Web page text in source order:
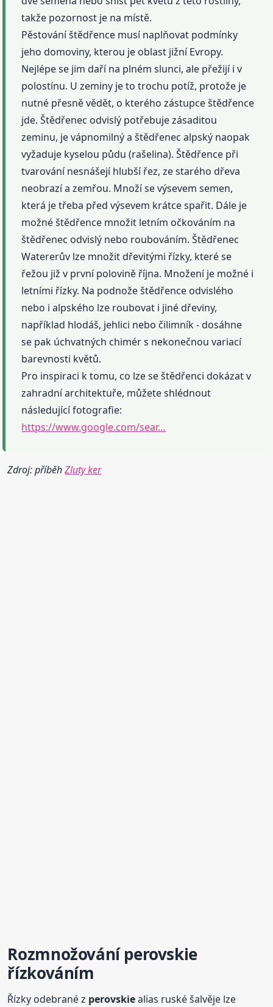
takže pozornost je na místě.
Pěstování štědřence musí naplňovat podmínky
jeho domoviny, kterou je oblast jižní Evropy.
Nejlépe se jim daří na plném slunci, ale přežijí i v
polostínu. U zeminy je to trochu potíž, protože je
nutné přesně vědět, o kterého zástupce štědřence
jde. Štědřenec odvislý potřebuje zásaditou
zeminu, je vápnomilný a štědřenec alpský naopak
vyžaduje kyselou půdu (rašelina). Štědřence při
tvarování nesnášejí hlubší řez, ze starého dřeva
neobrazí a zemřou. Množí se výsevem semen,
která je třeba před výsevem krátce spařit. Dále je
možné štědřence množit letním očkováním na
štědřenec odvislý nebo roubováním. Štědřenec
Watererův lze množit dřevitými řízky, které se
řežou již v první polovině října. Množení je možné i
letními řízky. Na podnože štědřence odvislého
nebo i alpského lze roubovat i jiné dřeviny,
například hlodáš, jehlici nebo čilimník - dosáhne
se pak úchvatných chimér s nekonečnou variací
barevnosti květů.
Pro inspiraci k tomu, co lze se štědřenci dokázat v
zahradní architektuře, můžete shlédnout
následující fotografie:
https://www.google.com/sear…
Zdroj: příběhZluty ker
Rozmnožováníperovskie
řízkováním
Řízky odebrané z perovskiealias ruské šalvěje lze